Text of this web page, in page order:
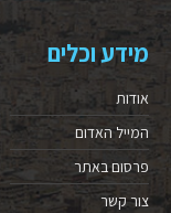
מידע וכלים
אודות
המייל האדום
פרסום באתר
צור קשר